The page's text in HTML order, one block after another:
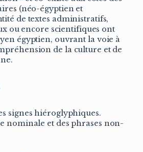
(néo-égyptien et
de textes administratifs,
ou encore scientifiques ont
égyptien, ouvrant la voie à
de la culture et de
signes hiéroglyphiques.
nominale et des phrases non-